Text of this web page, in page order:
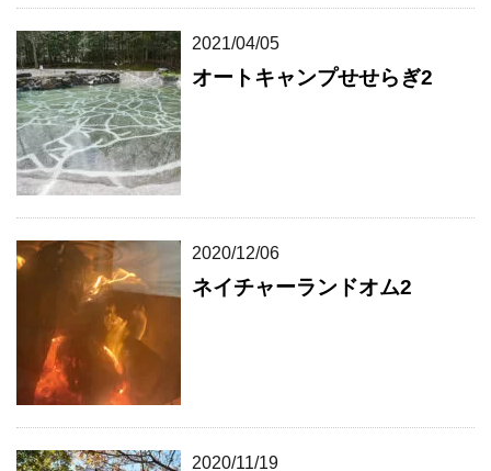
2021/04/05
オートキャンプせせらぎ2
2020/12/06
ネイチャーランドオム2
2020/11/19